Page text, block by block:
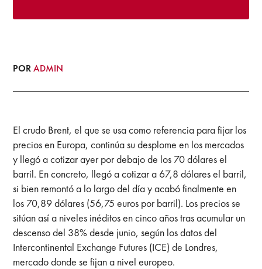
PORADMIN
El crudo Brent, el que se usa como referencia para fijar los
precios en Europa, continúa su desplome en los mercados
y llegó a cotizar ayer por debajo de los 70 dólares el
barril. En concreto, llegó a cotizar a 67,8 dólares el barril,
si bien remontó a lo largo del día y acabó finalmente en
los 70,89 dólares (56,75 euros por barril). Los precios se
sitúan así a niveles inéditos en cinco años tras acumular un
descenso del 38% desde junio, según los datos del
Intercontinental Exchange Futures (ICE) de Londres,
mercado donde se fijan a nivel europeo.